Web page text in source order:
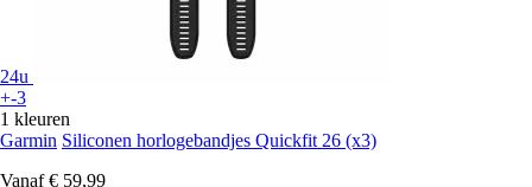
24u
+-3
1 kleuren
Garmin Siliconen horlogebandjes Quickfit 26 (x3)
Vanaf € 59,99